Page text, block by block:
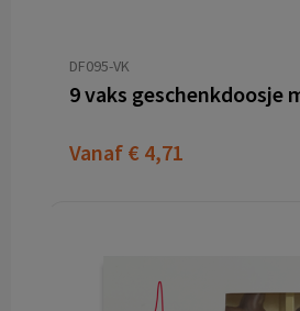
DF095-VK
Vanaf € 4,71